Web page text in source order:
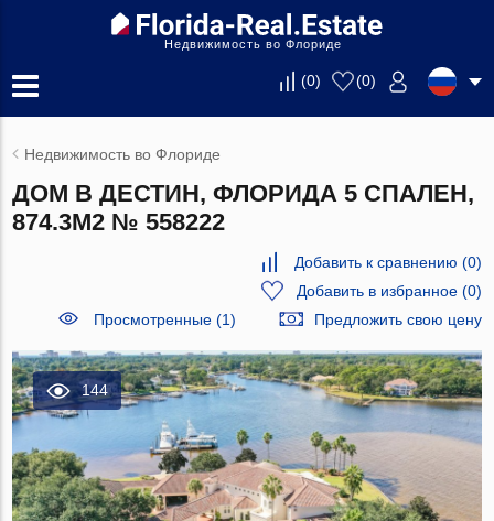
Недвижимость во Флориде
(0) (0)
Недвижимость во Флориде
ДОМ В ДЕСТИН, ФЛОРИДА 5 СПАЛЕН,
874.3М2 № 558222
Добавить к сравнению (0)
Добавить в избранное(0)
Просмотренные (1)
Предложить свою цену
144